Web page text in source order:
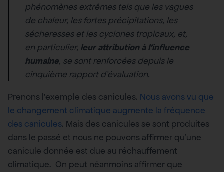
phénomènes extrêmes tels que les vagues
de chaleur, les fortes précipitations, les
sécheresses et les cyclones tropicaux, et,
en particulier, leur attribution à l’influence
humaine, se sont renforcées depuis le
cinquième rapport d’évaluation.
Prenons l’exemple des canicules. Nous avons vu que
le changement climatique augmente la fréquence
des canicules. Mais des canicules se sont produites
dans le passé et nous ne pouvons affirmer qu’une
canicule donnée est due au réchauffement
climatique. On peut néanmoins affirmer que